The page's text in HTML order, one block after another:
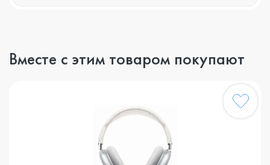
Вместе с этим товаром покупают